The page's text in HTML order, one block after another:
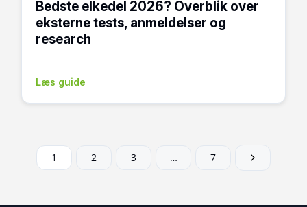
Bedste elkedel 2026? Overblik over
eksterne tests, anmeldelser og
research
Læs guide
1 2 3 … 7